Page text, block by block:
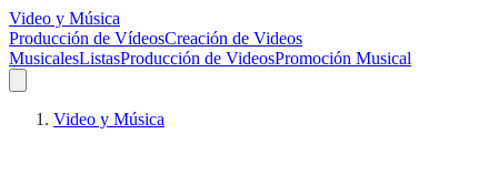
Video y Música
Producción de VídeosCreación de Videos
MusicalesListasProducción de VideosPromoción Musical
Video y Música